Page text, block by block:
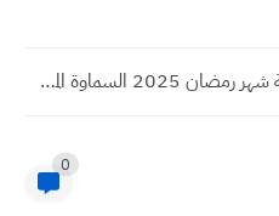
امساكية شهر رمضان 2025 كربلاء المرجع السيستاني عام 1446 هـ...
0